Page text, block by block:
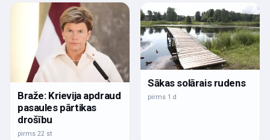
Braže: Krievija apdraud
pasaules pārtikas
drošību
pirms 22 st
Sākas solārais rudens
pirms 1 d